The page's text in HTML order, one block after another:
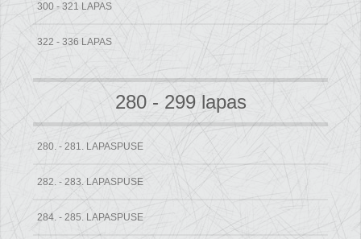
300 - 321 LAPAS
322 - 336 LAPAS
280 - 299 lapas
280. - 281. LAPASPUSE
282. - 283. LAPASPUSE
284. - 285. LAPASPUSE